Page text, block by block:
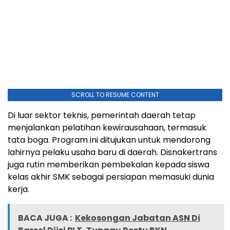
SCROLL TO RESUME CONTENT
Di luar sektor teknis, pemerintah daerah tetap
menjalankan pelatihan kewirausahaan, termasuk
tata boga. Program ini ditujukan untuk mendorong
lahirnya pelaku usaha baru di daerah. Disnakertrans
juga rutin memberikan pembekalan kepada siswa
kelas akhir SMK sebagai persiapan memasuki dunia
kerja.
BACA JUGA : Kekosongan Jabatan ASN Di